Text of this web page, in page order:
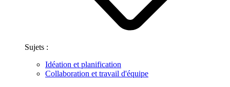
Sujets :
Idéation et planification
Collaboration et travail d'équipe